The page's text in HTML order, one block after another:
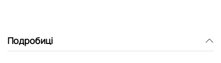
Подробиці